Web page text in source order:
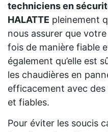
techniciens en
HALATTE pleinement
nous assurer que
fois de manière fiable
également qu’elle est
les chaudières en
efficacement avec
et fiables.
Pour éviter les soucis